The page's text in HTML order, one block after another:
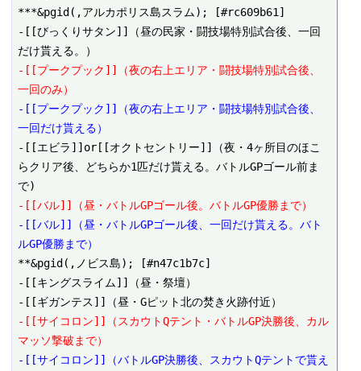
***&pgid(,アルカポリス島スラム); [#rc609b61]
-[[びっくりサタン]]（昼の民家・闘技場特別試合後、一回
-[[プークプック]]（夜の右上エリア・闘技場特別試合後、
一回のみ）
-[[プークプック]]（夜の右上エリア・闘技場特別試合後、
一回だけ貰える）
-[[エビラ]]or[[オクトセントリー]]（夜・4ヶ所目のほこ
らクリア後、どちらか1匹だけ貰える。バトルGPゴール前ま
-[[バル]]（昼・バトルGPゴール後。バトルGP優勝まで）
-[[バル]]（昼・バトルGPゴール後、一回だけ貰える。バト
ルGP優勝まで）
**&pgid(,ノビス島); [#n47c1b7c]
-[[キングスライム]]（昼・祭壇）
-[[サイコロン]]（スカウトQテント・バトルGP決勝後、カル
マッソ撃破まで）
-[[サイコロン]]（バトルGP決勝後、スカウトQテントで貰え